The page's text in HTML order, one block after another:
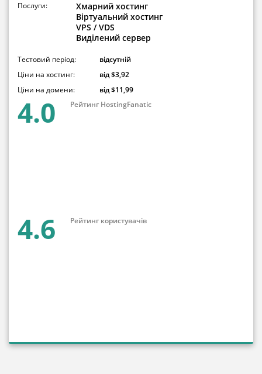
Послуги:
Хмарний хостинг
Віртуальний хостинг
VPS / VDS
Виділений сервер
Тестовий період:
відсутній
Ціни на хостинг:
від $3,92
Ціни на домени:
від $11,99
4.0 Рейтинг HostingFanatic
4.6 Рейтинг користувачів